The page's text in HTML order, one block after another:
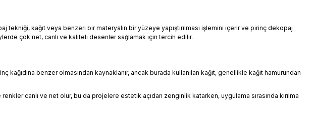
kağıt veya benzeri bir materyalin bir yüzeye yapıştırılması işlemini içerir ve pirinç dekopaj
çok net, canlı ve kaliteli desenler sağlamak için tercih edilir.
kağıdına benzer olmasından kaynaklanır, ancak burada kullanılan kağıt, genellikle kağıt hamurundan
canlı ve net olur, bu da projelere estetik açıdan zenginlik katarken, uygulama sırasında kırılma